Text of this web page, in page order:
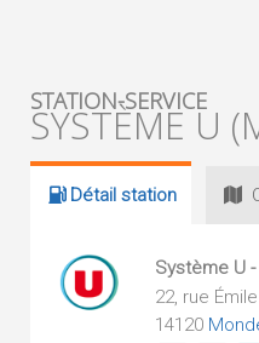
STATION-SERVICE
SYSTÈME U
Détail station
Système U
22, rue
14120